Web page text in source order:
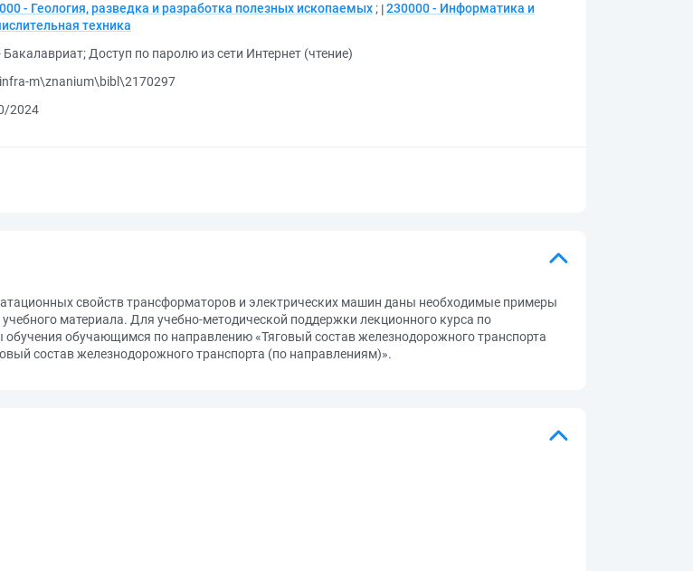
- Геология, разведка и разработка полезных ископаемых ; 230000 - Информатика и
техника
Бакалавриат; Доступ по паролю из сети Интернет (чтение)
m\znanium\bibl\2170297
2024
свойств трансформаторов и электрических машин даны необходимые примеры
материала. Для учебно-методической поддержки лекционного курса по
обучающимся по направлению «Тяговый состав железнодорожного транспорта
состав железнодорожного транспорта (по направлениям)».